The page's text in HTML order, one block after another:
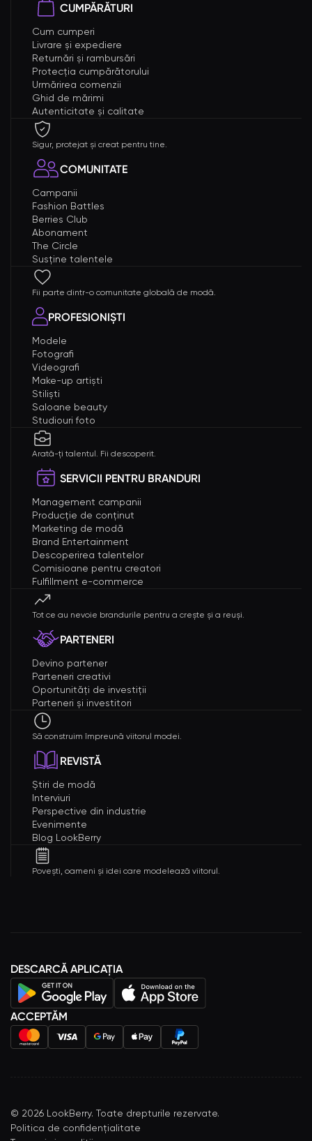
CUMPĂRĂTURI
Cum cumperi
Livrare și expediere
Returnări și rambursări
Protecția cumpărătorului
Urmărirea comenzii
Ghid de mărimi
Autenticitate și calitate
Sigur, protejat și creat pentru tine.
COMUNITATE
Campanii
Fashion Battles
Berries Club
Abonament
The Circle
Susține talentele
Fii parte dintr-o comunitate globală de modă.
PROFESIONIȘTI
Modele
Fotografi
Videografi
Make-up artiști
Stiliști
Saloane beauty
Studiouri foto
Arată-ți talentul. Fii descoperit.
SERVICII PENTRU BRANDURI
Management campanii
Producție de conținut
Marketing de modă
Brand Entertainment
Descoperirea talentelor
Comisioane pentru creatori
Fulfillment e-commerce
Tot ce au nevoie brandurile pentru a crește și a reuși.
PARTENERI
Devino partener
Parteneri creativi
Oportunități de investiții
Parteneri și investitori
Să construim împreună viitorul modei.
REVISTĂ
Știri de modă
Interviuri
Perspective din industrie
Evenimente
Blog LookBerry
Povești, oameni și idei care modelează viitorul.
DESCARCĂ APLICAȚIA
ACCEPTĂM
© 2026 LookBerry. Toate drepturile rezervate.
Politica de confidențialitate